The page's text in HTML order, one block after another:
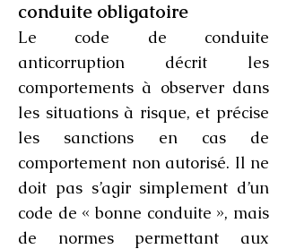
conduite obligatoire
Le code de conduite
anticorruption décrit les
comportements à observer dans
les situations à risque, et précise
les sanctions en cas de
comportement non autorisé. Il ne
doit pas s’agir simplement d’un
code de « bonne conduite », mais
de normes permettant aux